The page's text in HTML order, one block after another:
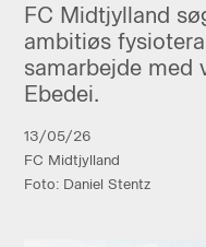
FC Midtjylland
ambitiøs
samarbejde med
Ebedei.
13/05/26
FC Midtjylland
Foto: Daniel Stentz